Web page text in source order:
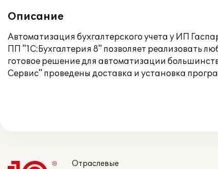
Описание
Автоматизация бухгалтерского учета у ИП
ПП "1С:Бухгалтерия 8" позволяет реализовать
готовое решение для автоматизации
Сервис" проведены доставка и установка
Отраслевые